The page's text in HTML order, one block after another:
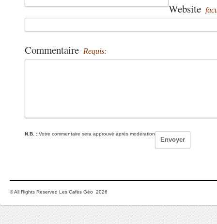
Website
Commentaire Requis:
N.B. : Votre commentaire sera approuvé après modération
© All Rights Reserved Les Cafés Géo 2026